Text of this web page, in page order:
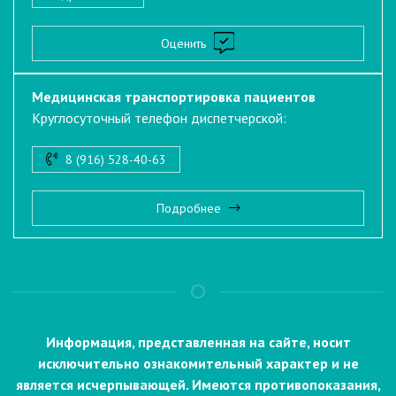
Оценить
Медицинская транспортировка пациентов
Круглосуточный телефон диспетчерской:
8 (916) 528-40-63
Подробнее
Информация, представленная на сайте, носит
исключительно ознакомительный характер и не
является исчерпывающей. Имеются противопоказания,